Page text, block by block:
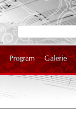
Program Galerie